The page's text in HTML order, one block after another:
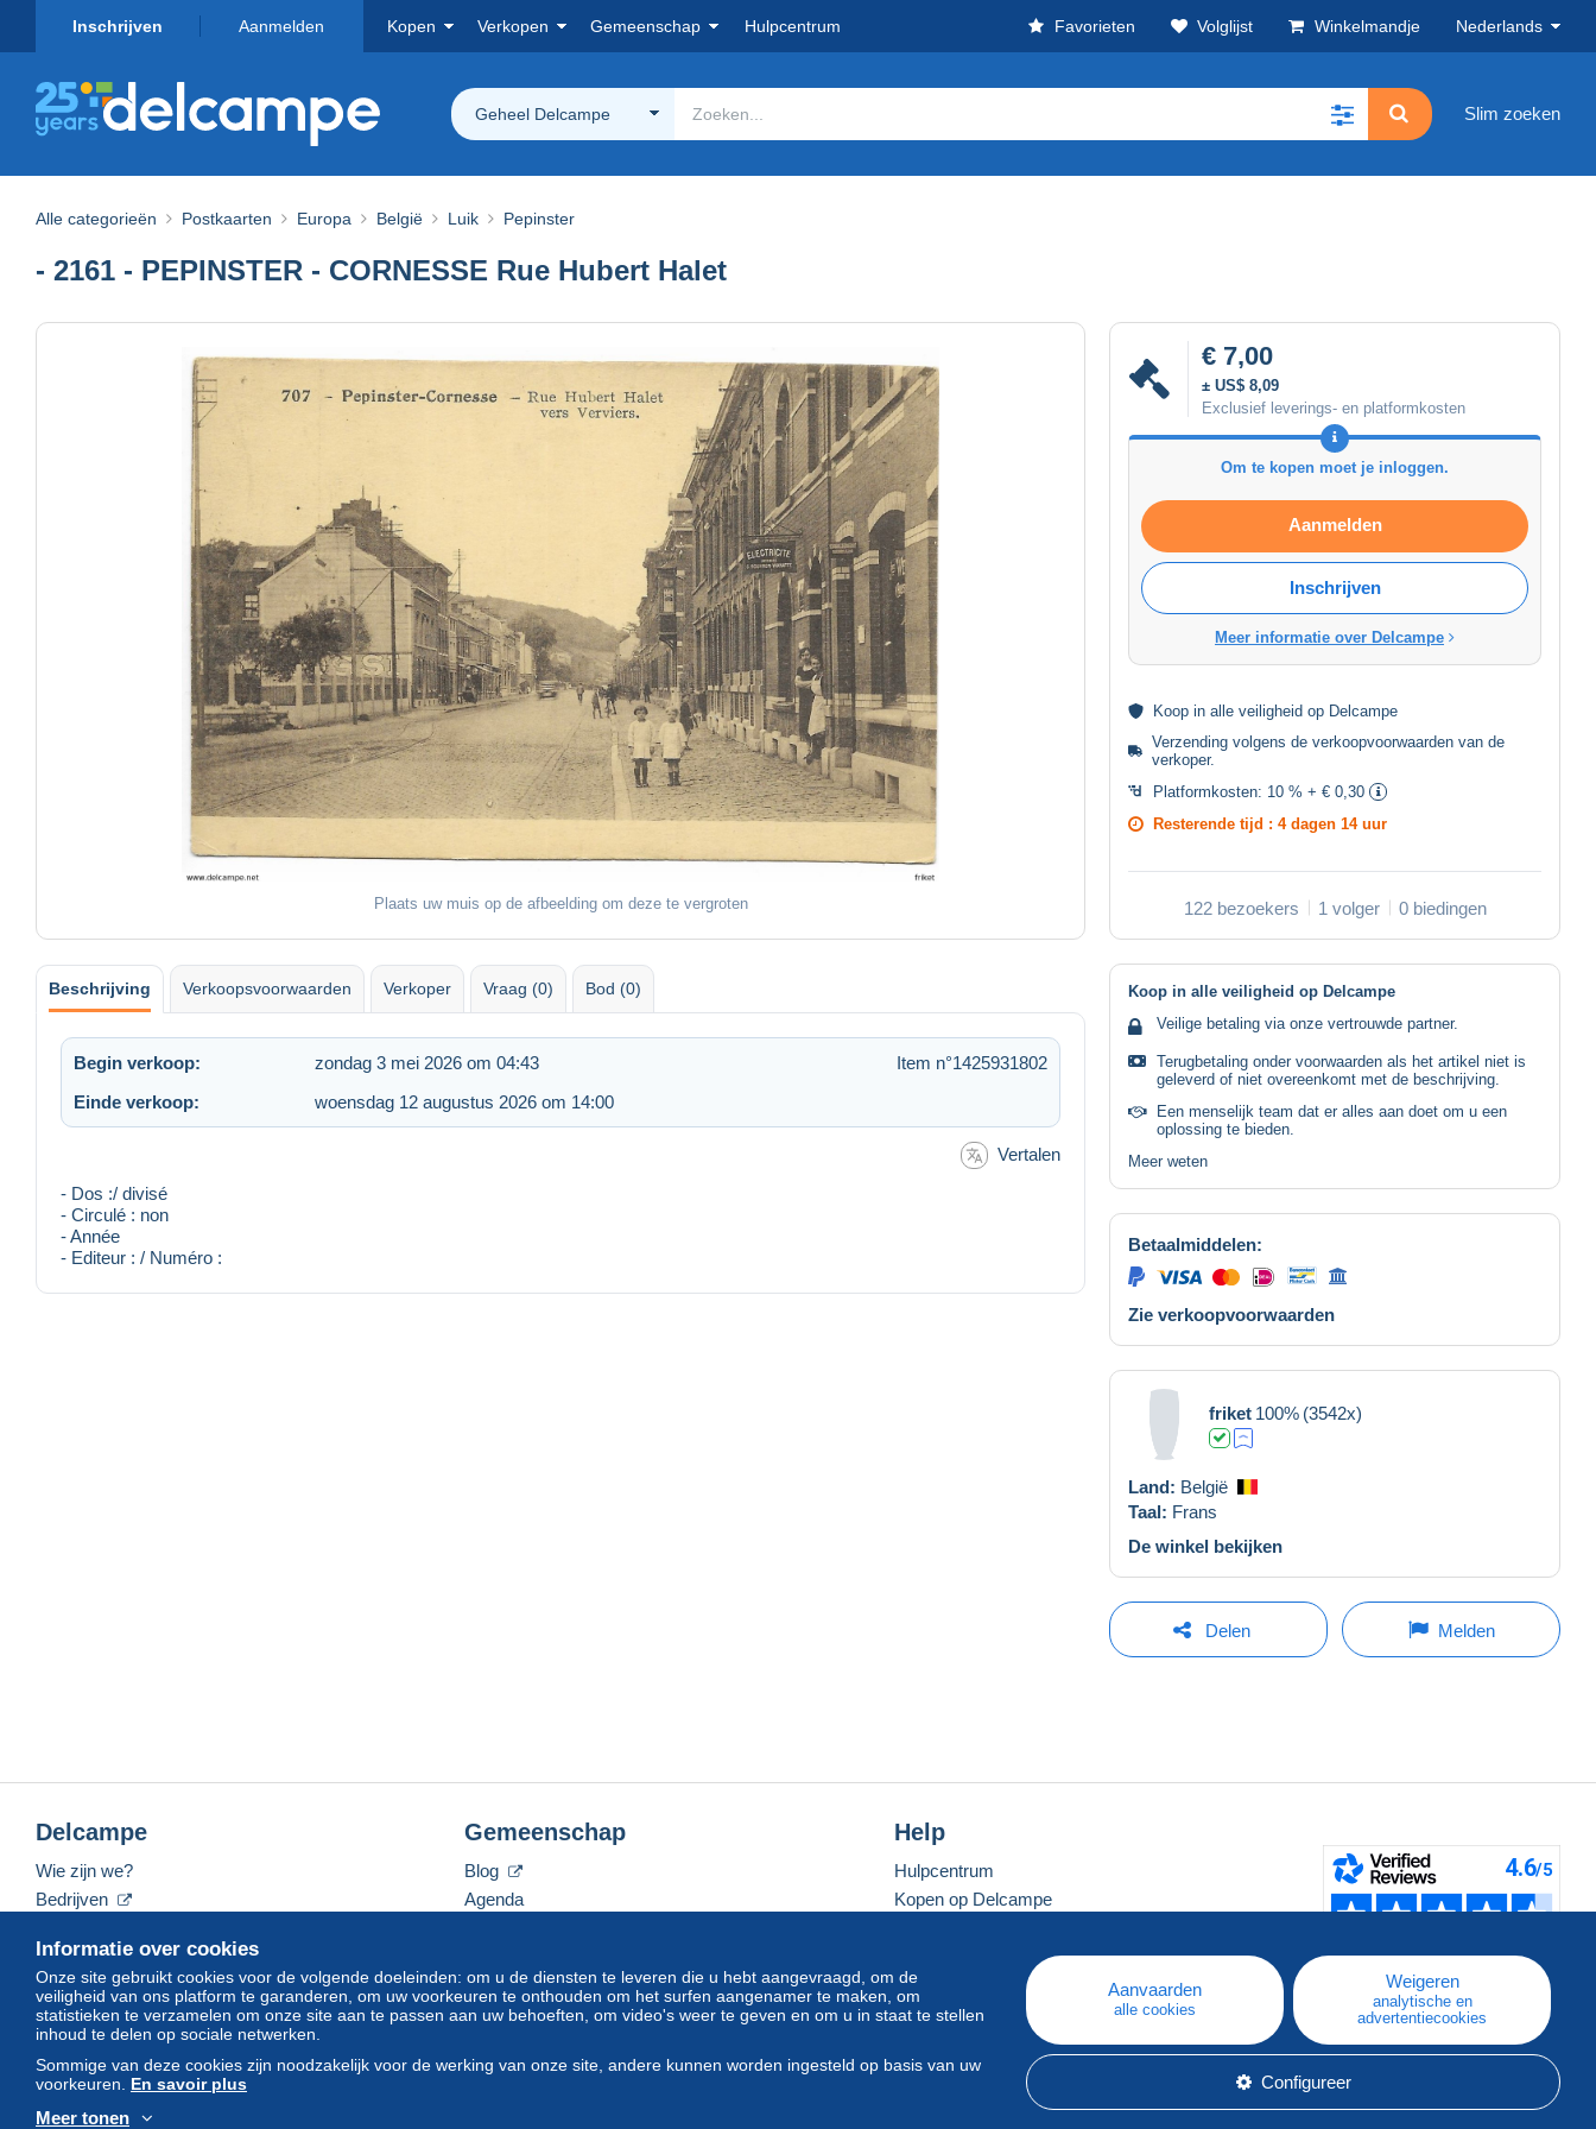
Inschrijven Aanmelden Kopen Verkopen Gemeenschap Hulpcentrum Favorieten Volglijst Winkelmandje Nederlands
Geheel Delcampe Slim zoeken
Alle categorieën Postkaarten Europa België Luik Pepinster
- 2161 - PEPINSTER - CORNESSE Rue Hubert Halet
Plaats uw muis op de afbeelding om deze te vergroten
€ 7,00
± US$ 8,09
Exclusief leverings- en platformkosten
Om te kopen moet je inloggen.
Aanmelden
Inschrijven
Meer informatie over Delcampe
Koop in alle veiligheid op Delcampe
Verzending volgens deverkoopvoorwaarden van de
verkoper.
Platformkosten: 10 % + € 0,30
Resterende tijd : 4 dagen 14 uur
122 bezoekers 1 volger 0 biedingen
Beschrijving Verkoopsvoorwaarden Verkoper Vraag (0) Bod (0)
Begin verkoop: zondag 3 mei 2026 om 04:43
Item n°1425931802
Einde verkoop:
woensdag 12 augustus 2026 om 14:00
Vertalen
- Dos :/ divisé
- Circulé : non
- Année
- Editeur : / Numéro :
Koop in alle veiligheid op Delcampe
Veilige betaling via onze vertrouwde partner.
Terugbetaling onder voorwaarden als het artikel niet is
geleverd of niet overeenkomt met de beschrijving.
Een menselijk team dat er alles aan doet om u een
oplossing te bieden.
Meer weten
Betaalmiddelen:
Zie verkoopvoorwaarden
friket 100% (3542x)
Land: België
Taal: Frans
De winkel bekijken
Delen Melden
Informatie over cookies
Onze site gebruikt cookies voor de volgende doeleinden: om u de diensten te leveren die u hebt aangevraagd, om de
veiligheid van ons platform te garanderen, om uw voorkeuren te onthouden om het surfen aangenamer te maken, om
statistieken te verzamelen om onze site aan te passen aan uw behoeften, om video's weer te geven en om u in staat te stellen
inhoud te delen op sociale netwerken.
Sommige van deze cookies zijn noodzakelijk voor de werking van onze site, andere kunnen worden ingesteld op basis van uw
voorkeuren. En savoir plus
Meer tonen
Aanvaarden
alle cookies
Weigeren
analytische en
advertentiecookies
Configureer
Delcampe
Wie zijn we?
Bedrijven
Neem contact met ons op
Gemeenschap
Blog
Agenda
Help
Hulpcentrum
Kopen op Delcampe
Een beveiligde website
© Delcampe International srl. Alle rechten voorbehouden.